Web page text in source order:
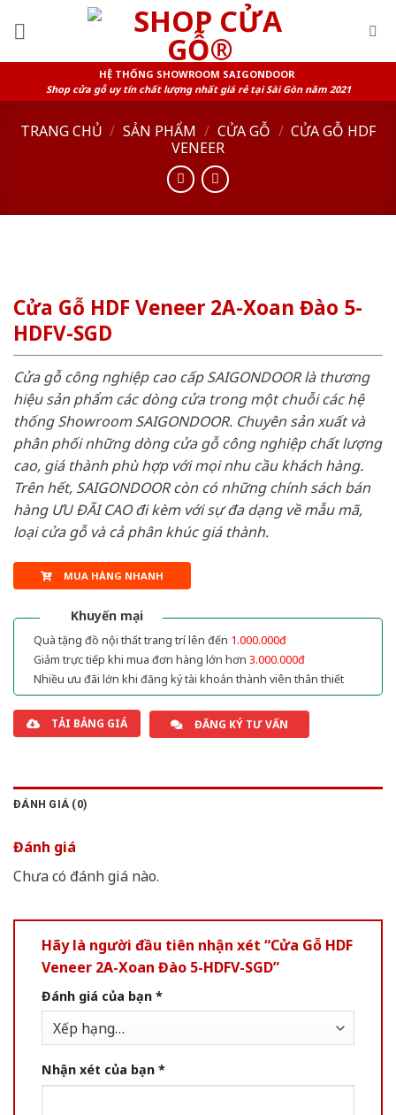
HỆ THỐNG SHOWROOM SAIGONDOOR
Shop cửa gỗ uy tín chất lượng nhất giá rẻ tại Sài Gòn năm 2021
TRANG CHỦ / SẢN PHẨM / CỬA GỖ / CỬA GỖ HDF
VENEER
Cửa Gỗ HDF Veneer 2A-Xoan Đào 5-
HDFV-SGD
Cửa gỗ công nghiệp cao cấp SAIGONDOOR là thương
hiệu sản phẩm các dòng cửa trong một chuỗi các hệ
thống Showroom SAIGONDOOR. Chuyên sản xuất và
phân phối những dòng cửa gỗ công nghiệp chất lượng
cao, giá thành phù hợp với mọi nhu cầu khách hàng.
Trên hết, SAIGONDOOR còn có những chính sách bán
hàng ƯU ĐÃI CAO đi kèm với sự đa dạng về mẫu mã,
loại cửa gỗ và cả phân khúc giá thành.
MUA HÀNG NHANH
Khuyến mại
Quà tặng đồ nội thất trang trí lên đến 1.000.000đ
Giảm trực tiếp khi mua đơn hàng lớn hơn 3.000.000đ
Nhiều ưu đãi lớn khi đăng ký tài khoản thành viên thân thiết
TẢI BẢNG GIÁ ĐĂNG KÝ TƯ VẤN
ĐÁNH GIÁ (0)
Đánh giá
Chưa có đánh giá nào.
Hãy là người đầu tiên nhận xét “Cửa Gỗ HDF
Veneer 2A-Xoan Đào 5-HDFV-SGD”
Đánh giá của bạn *
Nhận xét của bạn *